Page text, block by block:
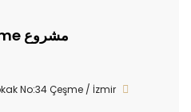
مشروع Folkart Boyalık Çeşme
No:34 Çeşme / İzmir